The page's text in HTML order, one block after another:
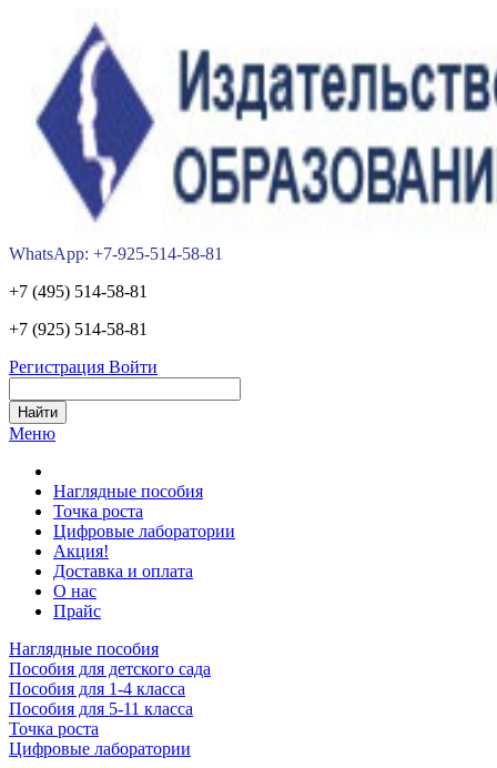
WhatsApp: +7-925-514-58-81
+7 (495) 514-58-81
+7 (925) 514-58-81
Регистрация Войти
Меню
Наглядные пособия
Точка роста
Цифровые лаборатории
Акция!
Доставка и оплата
О нас
Прайс
Наглядные пособия
Пособия для детского сада
Пособия для 1-4 класса
Пособия для 5-11 класса
Точка роста
Цифровые лаборатории